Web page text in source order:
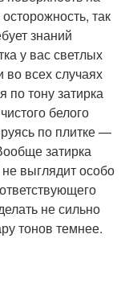
так
знаний
у вас светлых
во всех случаях
по тону затирка
белого
по плитке —
затирка
выглядит особо
не сильно
тонов темнее.